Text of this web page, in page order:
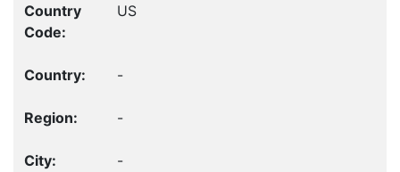
US
-
-
-